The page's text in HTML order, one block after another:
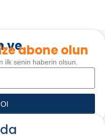
veabone olun
ilk senin haberin olsun.